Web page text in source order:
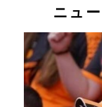
ニュ